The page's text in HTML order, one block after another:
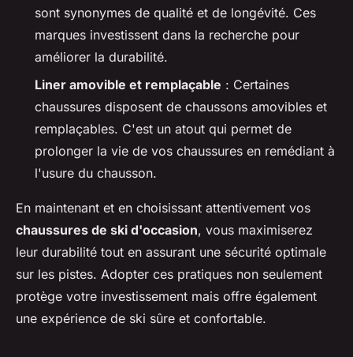
sont synonymes de qualité et de longévité. Ces
marques investissent dans la recherche pour
améliorer la durabilité.
Liner amovible et remplaçable : Certaines
chaussures disposent de chaussons amovibles et
remplaçables. C'est un atout qui permet de
prolonger la vie de vos chaussures en remédiant à
l'usure du chausson.
En maintenant et en choisissant attentivement vos
chaussures de ski d'occasion, vous maximiserez
leur durabilité tout en assurant une sécurité optimale
sur les pistes. Adopter ces pratiques non seulement
protège votre investissement mais offre également
une expérience de ski sûre et confortable.